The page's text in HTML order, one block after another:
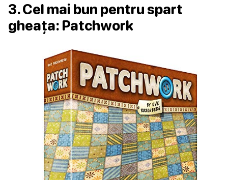
3. Cel mai bun pentru spart
gheața: Patchwork